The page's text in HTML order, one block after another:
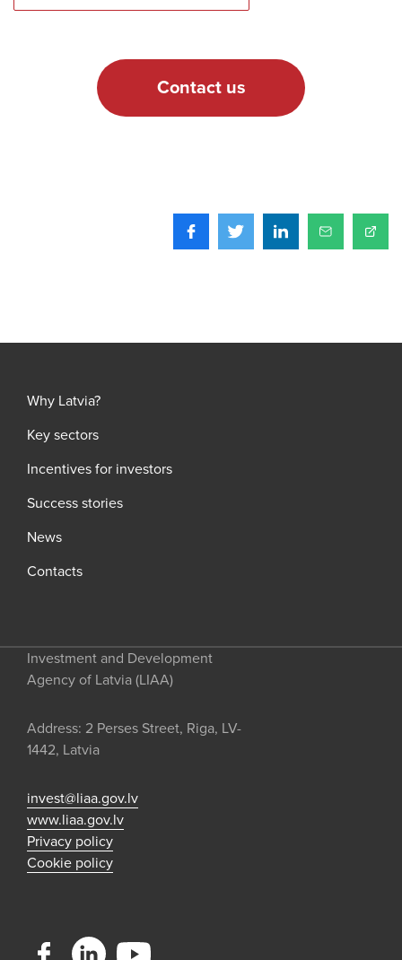
Contact us
Why Latvia?
Key sectors
Incentives for investors
Success stories
News
Contacts
Investment and Development
Agency of Latvia (LIAA)
Address: 2 Perses Street, Riga, LV-
1442, Latvia
invest@liaa.gov.lv
www.liaa.gov.lv
Privacy policy
Cookie policy